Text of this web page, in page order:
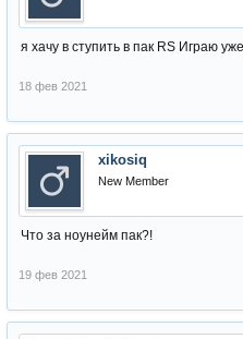
я хачу в ступить в пак RS Играю
18 фев 2021
xikosiq
New Member
Что за ноунейм пак?!
19 фев 2021